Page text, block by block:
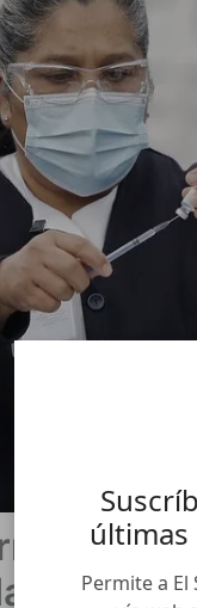
últimas
Permite a